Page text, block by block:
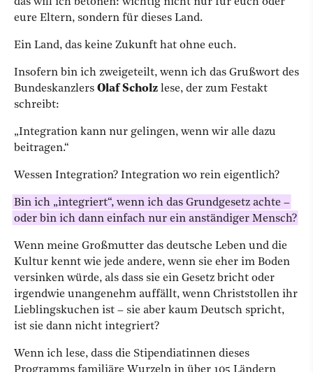
eure Eltern, sondern für dieses Land.
Ein Land, das keine Zukunft hat ohne euch.
Insofern bin ich zweigeteilt, wenn ich das Grußwort des
Bundeskanzlers Olaf Scholz lese, der zum Festakt
schreibt:
„Integration kann nur gelingen, wenn wir alle dazu
beitragen.“
Wessen Integration? Integration wo rein eigentlich?
Bin ich „integriert“, wenn ich das Grundgesetz achte –
oder bin ich dann einfach nur ein anständiger Mensch?
Wenn meine Großmutter das deutsche Leben und die
Kultur kennt wie jede andere, wenn sie eher im Boden
versinken würde, als dass sie ein Gesetz bricht oder
irgendwie unangenehm auffällt, wenn Christstollen ihr
Lieblingskuchen ist – sie aber kaum Deutsch spricht,
ist sie dann nicht integriert?
Wenn ich lese, dass die Stipendiatinnen dieses